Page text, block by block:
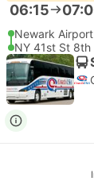
06:15
Newark
NY 41st St 8th